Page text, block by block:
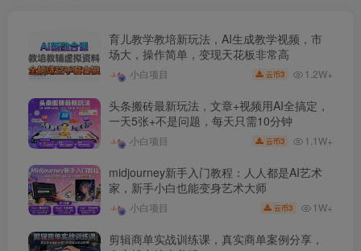
育儿教学教培新玩法，AI生成教学视频，市
场大，操作简单，变现天花板非常高
小白项目 云币3 1.2W+
头条搬砖最新玩法，文章+视频用AI全搞定，
一天5张+不是问题，每天只需10分钟
小白项目 云币3 1.1W+
midjourney新手入门教程：人人都是AI艺术
家，新手小白也能变身艺术大师
小白项目 云币3 1W+
剪辑商单实战训练课，真实商单案例分享，